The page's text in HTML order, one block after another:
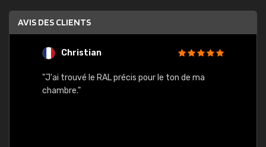
AVIS DES CLIENTS
Christian
"J'ai trouvé le RAL précis pour le ton de ma
chambre."